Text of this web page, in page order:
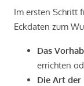
Im ersten Schritt
Eckdaten zum
Das
errichten
Die Art